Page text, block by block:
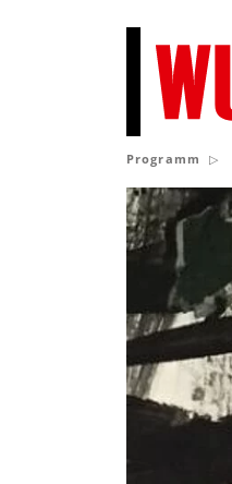
Programm